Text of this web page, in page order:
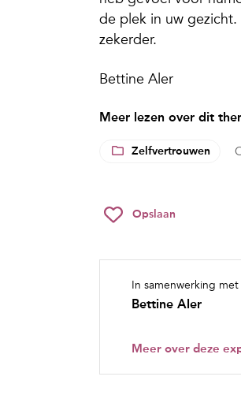
de plek in uw
zekerder.
Bettine Aler
Meer lezen over dit
Zelfvertrouwen
Opslaan
In samenwerking
Bettine Aler
Meer over deze